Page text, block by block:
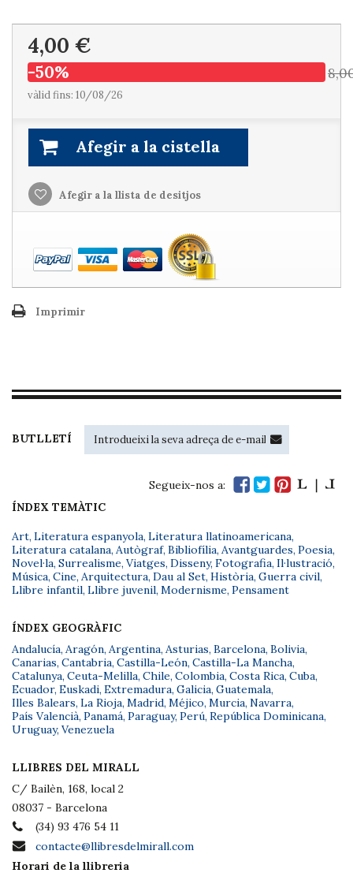
4,00 €
-50%
vàlid fins: 10/08/26
Afegir a la cistella
Afegir a la llista de desitjos
Imprimir
BUTLLETÍ
Segueix-nos a:
ÍNDEX TEMÀTIC
Art, Literatura espanyola, Literatura llatinoamericana,
Literatura catalana, Autògraf, Bibliofília, Avantguardes, Poesia,
Novel·la, Surrealisme, Viatges, Disseny, Fotografia, Il·lustració,
Música, Cine, Arquitectura, Dau al Set, Història, Guerra civil,
Llibre infantil, Llibre juvenil, Modernisme, Pensament
ÍNDEX GEOGRÀFIC
Andalucía, Aragón, Argentina, Asturias, Barcelona, Bolivia,
Canarias, Cantabria, Castilla-León, Castilla-La Mancha,
Catalunya, Ceuta-Melilla, Chile, Colombia, Costa Rica, Cuba,
Ecuador, Euskadi, Extremadura, Galicia, Guatemala,
Illes Balears, La Rioja, Madrid, Méjico, Murcia, Navarra,
País Valencià, Panamá, Paraguay, Perú, República Dominicana,
Uruguay, Venezuela
LLIBRES DEL MIRALL
C/ Bailèn, 168, local 2
08037 - Barcelona
(34) 93 476 54 11
contacte@llibresdelmirall.com
Horari de la llibreria